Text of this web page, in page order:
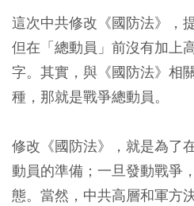
這次中共修改《國防法》，
但在「總動員」前沒有加上
字。其實，與《國防法》相
種，那就是戰爭總動員。
修改《國防法》，就是為了
動員的準備；一旦發動戰爭
態。當然，中共高層和軍方